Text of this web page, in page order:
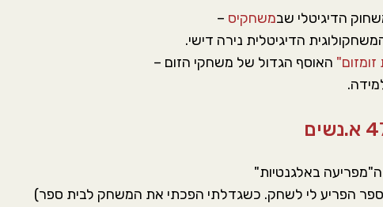
הדיגיטלי שבמשחקיס –
הדיגיטלית נירה דישי.
האוסף הגדול של משחקי הזום –
באלגנטיות"
הפריע לי לשחק. כשגדלתי הפכתי את המשחק לבית ספר)